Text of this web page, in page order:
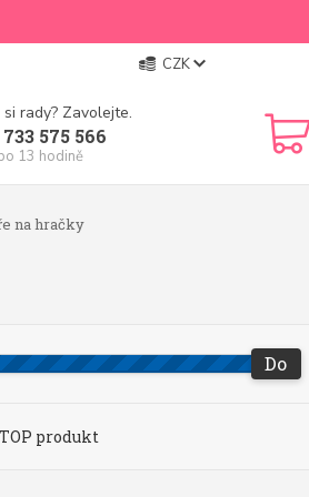
CZK
rady? Zavolejte.
575 566
13 hodině
na hračky
Do
TOP produkt